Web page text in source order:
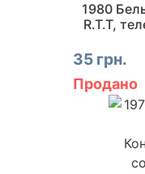
1980
R.T.T,
35 грн.
Продано